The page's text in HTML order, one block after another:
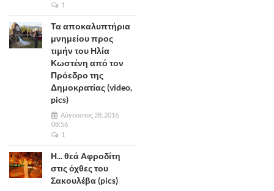
1
Τα αποκαλυπτήρια
μνημείου προς
τιμήν του Ηλία
Κωστένη από τον
Πρόεδρο της
Δημοκρατίας (video,
pics)
Αύγουστος 28, 2016
08:56
1
Η... θεά Αφροδίτη
στις όχθες του
Σακουλέβα (pics)